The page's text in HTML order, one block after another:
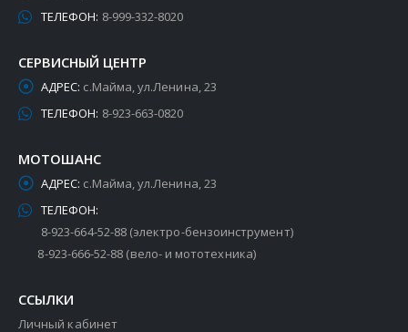
ТЕЛЕФОН: 8-999-332-8020
СЕРВИСНЫЙ ЦЕНТР
АДРЕС: с.Майма, ул.Ленина, 23
ТЕЛЕФОН: 8-923-663-0820
МОТОШАНС
АДРЕС: с.Майма, ул.Ленина, 23
ТЕЛЕФОН:
8-923-664-52-88 (электро-бензоинструмент)
8-923-666-52-88 (вело- и мототехника)
ССЫЛКИ
Личный кабинет